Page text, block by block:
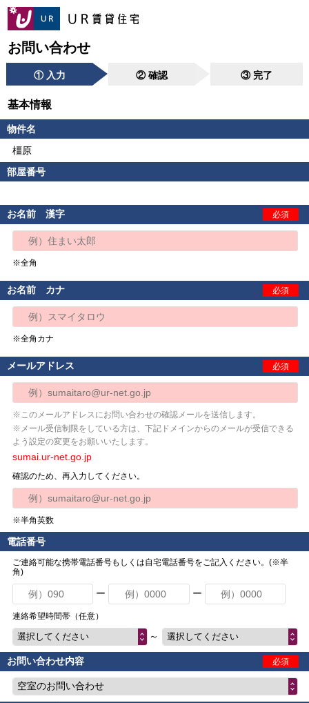
お問い合わせ
① 入力 ② 確認 ③ 完了
基本情報
物件名
橿原
部屋番号
お名前 漢字 必須
※全角
お名前 カナ 必須
※全角カナ
メールアドレス 必須
※このメールアドレスにお問い合わせの確認メールを送信します。
※メール受信制限をしている方は、下記ドメインからのメールが受信できる
よう設定の変更をお願いいたします。
sumai.ur-net.go.jp
確認のため、再入力してください。
※半角英数
電話番号
ご連絡可能な携帯電話番号もしくは自宅電話番号をご記入ください。(※半
角)
ー ー
連絡希望時間帯（任意）
選択してください ～ 選択してください
お問い合わせ内容 必須
空室のお問い合わせ